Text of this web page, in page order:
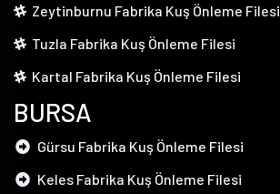
Zeytinburnu Fabrika Kuş Önleme Filesi
Tuzla Fabrika Kuş Önleme Filesi
Kartal Fabrika Kuş Önleme Filesi
BURSA
Gürsu Fabrika Kuş Önleme Filesi
Keles Fabrika Kuş Önleme Filesi